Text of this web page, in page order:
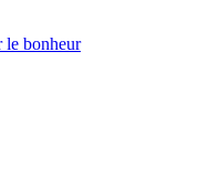
le bonheur